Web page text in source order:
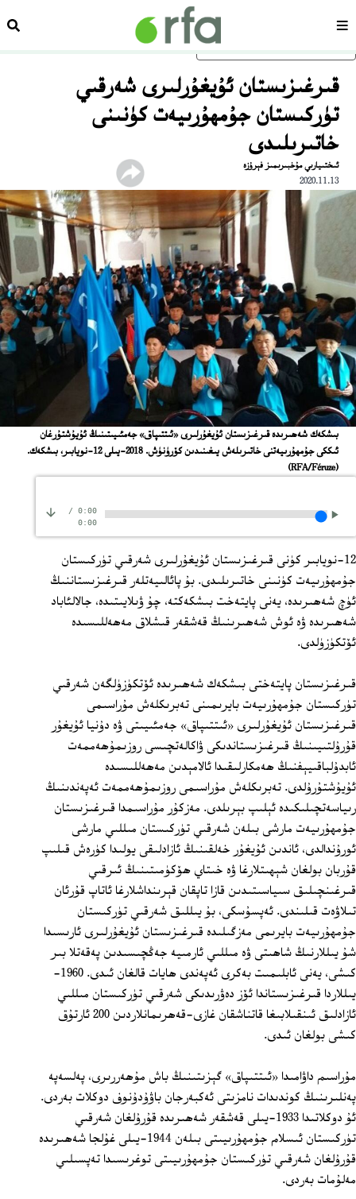
ئاساسلىق مەزمۇنغا ئاتلاڭسەھىپە
قىرغىزىستان ئۇيغۇرلىرى شەرقىي
تۈركىستان جۇمھۇرىيەت كۈنىنى
خاتىرىلىدى
ئىختىيارىي مۇخبىرىمىز فېرۇزە
2020.11.13
بىشكەك شەھىرىدە قىرغىزىستان ئۇيغۇرلىرى «ئىتتىپاق» جەمئىيىتىنىڭ ئۇيۇشتۇرغان
ئىككى جۇمھۇرىيەتنى خاتىرىلەش يىغىنىدىن كۆرۈنۈش. 2018-يىلى 12-نويابىر، بىشكەك.
(RFA/Féruze)
0:00
/
0:00
12-نويابىر كۈنى قىرغىزىستان ئۇيغۇرلىرى شەرقىي تۈركىستان
جۇمھۇرىيەت كۈنىنى خاتىرىلىدى. بۇ پائالىيەتلەر قىرغىزىستاننىڭ
ئۈچ شەھىرىدە، يەنى پايتەخت بىشكەكتە، چۇ ۋىلايىتىدە، جالالئاباد
شەھىرىدە ۋە ئوش شەھىرىنىڭ قەشقەر قىشلاق مەھەللىسىدە
ئۆتكۈزۈلدى.
قىرغىزىستان پايتەختى بىشكەك شەھىرىدە ئۆتكۈزۈلگەن شەرقىي
تۈركىستان جۇمھۇرىيەت بايرىمىنى تەبرىكلەش مۇراسىمى
قىرغىزىستان ئۇيغۇرلىرى «ئىتتىپاق» جەمئىيىتى ۋە دۇنيا ئۇيغۇر
قۇرۇلتىيىنىڭ قىرغىزىستاندىكى ۋاكالەتچىسى روزىمۇھەممەت
ئابدۇلباقىيېفنىڭ ھەمكارلىقىدا ئالامېدىن مەھەللىسىدە
ئۇيۇشتۇرۇلدى. تەبرىكلەش مۇراسىمى روزىمۇھەممەت ئەپەندىنىڭ
رىياسەتچىلىكىدە ئېلىپ بېرىلدى. مەزكۇر مۇراسىمدا قىرغىزىستان
جۇمھۇرىيەت مارشى بىلەن شەرقىي تۈركىستان مىللىي مارشى
ئورۇندالدى، ئاندىن ئۇيغۇر خەلقىنىڭ ئازادلىقى يولىدا كۈرەش قىلىپ
قۇربان بولغان شېھىتلارغا ۋە خىتاي ھۆكۈمىتىنىڭ ئىرقىي
قىرغىنچىلىق سىياسىتىدىن قازا تاپقان قېرىنداشلارغا ئاتاپ قۇرئان
تىلاۋەت قىلىندى. ئەپسۇسكى، بۇ يىللىق شەرقىي تۈركىستان
جۇمھۇرىيەت بايرىمى مەزگىلىدە قىرغىزىستان ئۇيغۇرلىرى ئارىسىدا
شۇ يىللارنىڭ شاھىتى ۋە مىللىي ئارمىيە جەڭچىسىدىن پەقەتلا بىر
كىشى، يەنى ئابلىمىت بەكرى ئەپەندى ھايات قالغان ئىدى. 1960-
يىللاردا قىرغىزىستاندا ئۆز دەۋرىدىكى شەرقىي تۈركىستان مىللىي
ئازادلىق ئىنقىلابىغا قاتناشقان غازى-قەھرىمانلاردىن 200 ئارتۇق
كىشى بولغان ئىدى.
مۇراسىم داۋامىدا «ئىتتىپاق» گېزىتىنىڭ باش مۇھەررىرى، پەلسەپە
پەنلىرىنىڭ كوندىدات نامزىتى ئەكبەرجان باۋۇدۇنوف دوكلات بەردى.
ئۇ دوكلاتىدا 1933-يىلى قەشقەر شەھىرىدە قۇرۇلغان شەرقىي
تۈركىستان ئىسلام جۇمھۇرىيىتى بىلەن 1944-يىلى غۇلجا شەھىرىدە
قۇرۇلغان شەرقىي تۈركىستان جۇمھۇرىيىتى توغرىسىدا تەپسىلىي
مەلۇمات بەردى.